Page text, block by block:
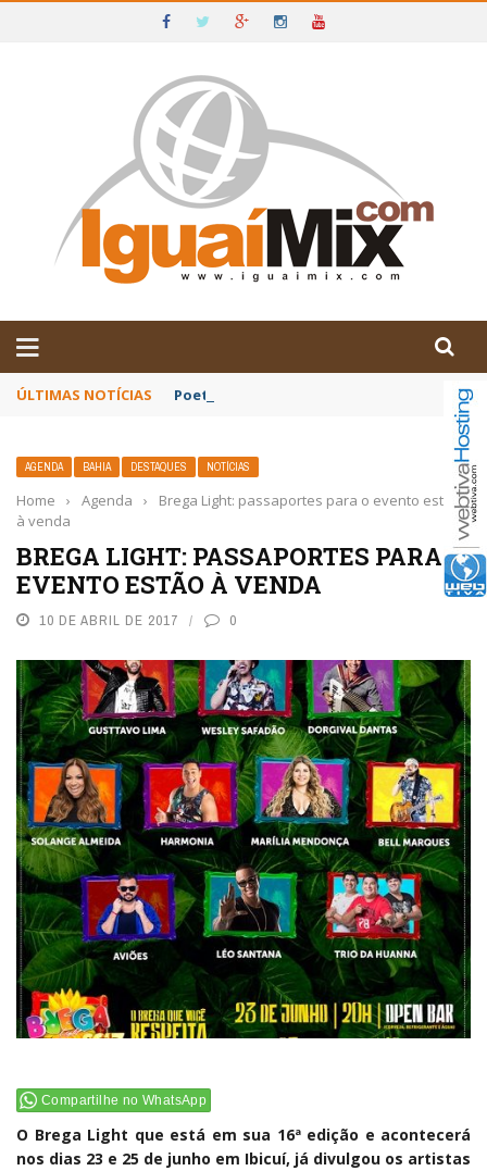
IGUAÍ E SUDOESTE DA BAHIA
ÚLTIMAS NOTÍCIAS Poetas baianos representam o Brasil no
AGENDA BAHIA DESTAQUES NOTÍCIAS
Home › Agenda ›
Brega Light: passaportes para o evento estão
à venda
BREGA LIGHT: PASSAPORTES PARA O
EVENTO ESTÃO À VENDA
10 DE ABRIL DE 2017 0
Compartilhe no WhatsApp
O Brega Light que está em sua 16ª edição e acontecerá
nos dias 23 e 25 de junho em Ibicuí, já divulgou os artistas